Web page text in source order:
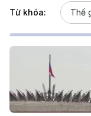
Từ khóa: Thế